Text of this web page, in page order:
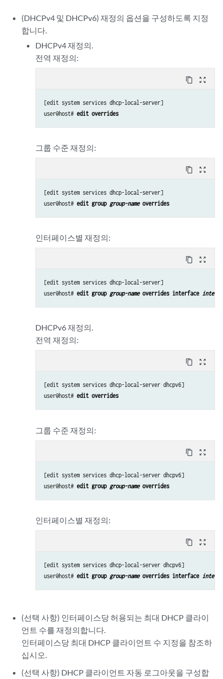
(DHCPv4 및 DHCPv6) 재정의 옵션을 구성하도록 지정
합니다.
DHCPv4 재정의.
전역 재정의:
content_copy zoom_out_map
[edit system services dhcp-local-server]
user@host# edit overrides
그룹 수준 재정의:
content_copy zoom_out_map
[edit system services dhcp-local-server]
user@host# edit group group-name overrides
인터페이스별 재정의:
content_copy zoom_out_map
[edit system services dhcp-local-server]
user@host# edit group group-name overrides interface
DHCPv6 재정의.
전역 재정의:
content_copy zoom_out_map
[edit system services dhcp-local-server dhcpv6]
user@host# edit overrides
그룹 수준 재정의:
content_copy zoom_out_map
[edit system services dhcp-local-server dhcpv6]
user@host# edit group group-name overrides
인터페이스별 재정의:
content_copy zoom_out_map
[edit system services dhcp-local-server dhcpv6]
user@host# edit group group-name overrides interface
(선택 사항) 인터페이스당 허용되는 최대 DHCP 클라이
언트 수를 재정의합니다.
인터페이스당 최대 DHCP 클라이언트 수 지정을 참조하
십시오.
(선택 사항) DHCP 클라이언트 자동 로그아웃을 구성합